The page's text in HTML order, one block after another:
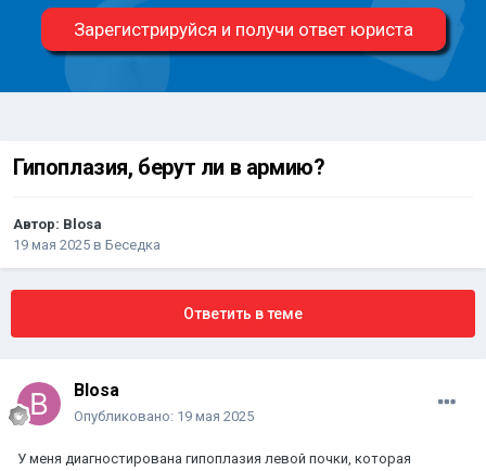
Зарегистрируйся и получи ответ юриста
Гипоплазия, берут ли в армию?
Автор: Blosa
19 мая 2025 в Беседка
Ответить в теме
Blosa
Опубликовано: 19 мая 2025
У меня диагностирована гипоплазия левой почки, которая